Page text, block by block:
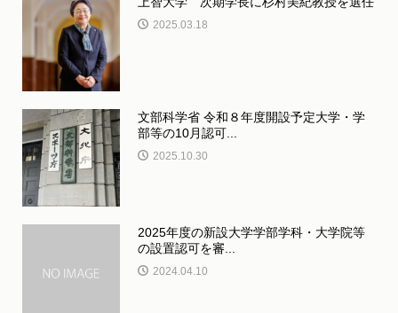
2025.03.18
文部科学省 令和８年度開設予定大学・学
部等の10月認可...
2025.10.30
2025年度の新設大学学部学科・大学院等
の設置認可を審...
2024.04.10